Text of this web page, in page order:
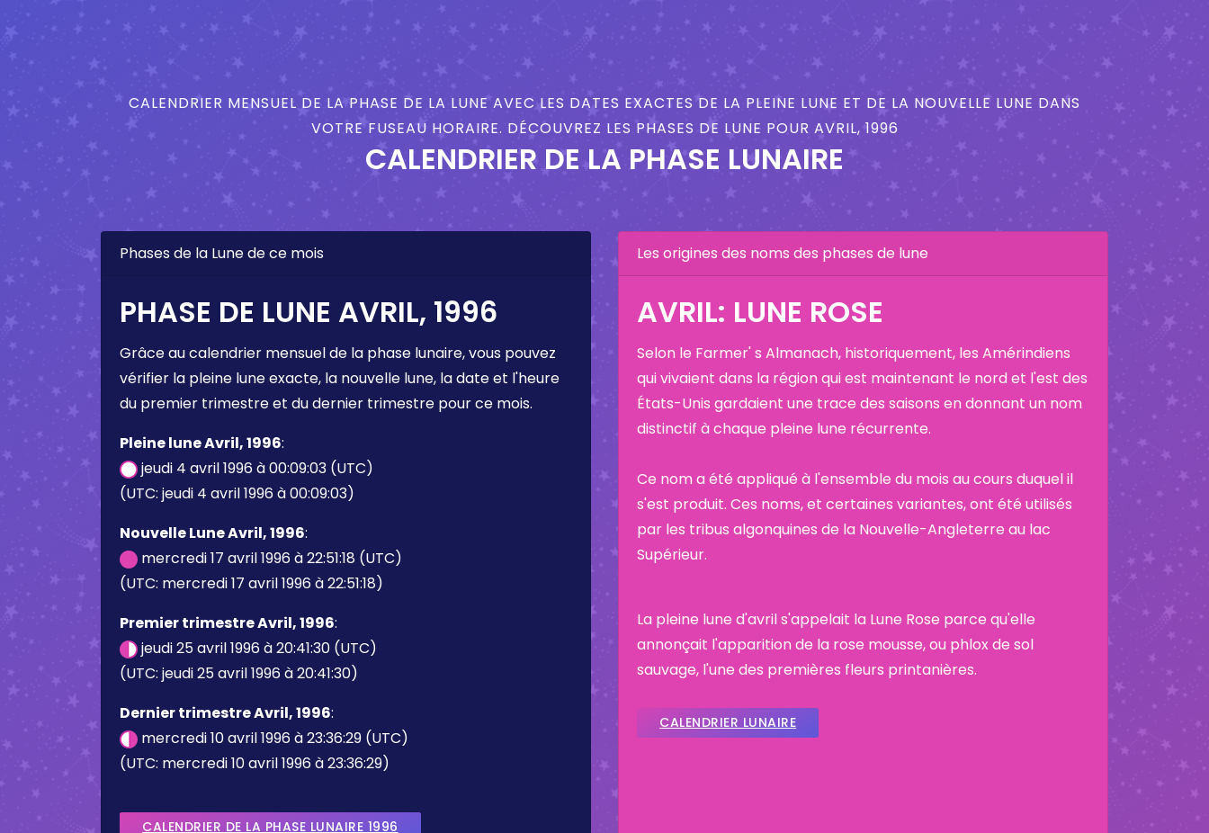
CALENDRIER MENSUEL DE LA PHASE DE LA LUNE AVEC LES DATES EXACTES DE LA PLEINE LUNE ET DE LA NOUVELLE LUNE DANS
VOTRE FUSEAU HORAIRE. DÉCOUVREZ LES PHASES DE LUNE POUR AVRIL, 1996
CALENDRIER DE LA PHASE LUNAIRE
Phases de la Lune de ce mois
PHASE DE LUNE AVRIL, 1996
Grâce au calendrier mensuel de la phase lunaire, vous pouvez
vérifier la pleine lune exacte, la nouvelle lune, la date et l'heure
du premier trimestre et du dernier trimestre pour ce mois.
Pleine lune Avril, 1996:
jeudi 4 avril 1996 à 00:09:03 (UTC)
(UTC: jeudi 4 avril 1996 à 00:09:03)
Nouvelle Lune Avril, 1996:
mercredi 17 avril 1996 à 22:51:18 (UTC)
(UTC: mercredi 17 avril 1996 à 22:51:18)
Premier trimestre Avril, 1996:
jeudi 25 avril 1996 à 20:41:30 (UTC)
(UTC: jeudi 25 avril 1996 à 20:41:30)
Dernier trimestre Avril, 1996:
mercredi 10 avril 1996 à 23:36:29 (UTC)
(UTC: mercredi 10 avril 1996 à 23:36:29)
CALENDRIER DE LA PHASE LUNAIRE 1996
Les origines des noms des phases de lune
AVRIL: LUNE ROSE
Selon le Farmer' s Almanach, historiquement, les Amérindiens
qui vivaient dans la région qui est maintenant le nord et l'est des
États-Unis gardaient une trace des saisons en donnant un nom
distinctif à chaque pleine lune récurrente.
Ce nom a été appliqué à l'ensemble du mois au cours duquel il
s'est produit. Ces noms, et certaines variantes, ont été utilisés
par les tribus algonquines de la Nouvelle-Angleterre au lac
Supérieur.
La pleine lune d'avril s'appelait la Lune Rose parce qu'elle
annonçait l'apparition de la rose mousse, ou phlox de sol
sauvage, l'une des premières fleurs printanières.
CALENDRIER LUNAIRE